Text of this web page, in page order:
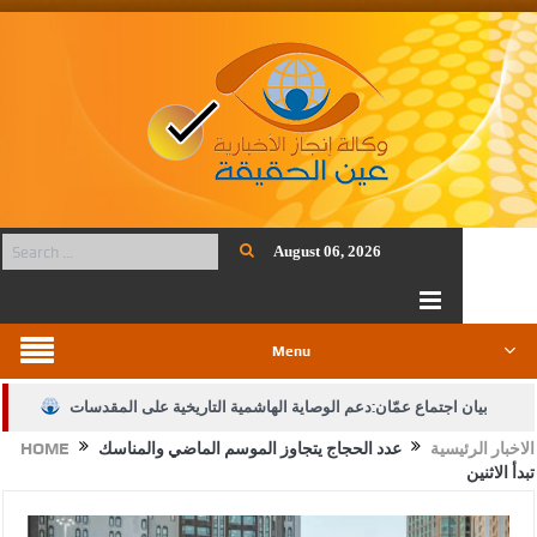
August 06, 2026
Menu
بيان اجتماع عمّان:دعم الوصاية الهاشمية التاريخية على المقدسات
الإسلامية والمسيحية HOME الاخبار الرئيسية
عدد الحجاج يتجاوز الموسم الماضي والمناسك
تبدأ الاثنين